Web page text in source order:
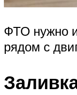
ФТО нужно
рядом с